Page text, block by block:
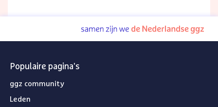
Populaire pagina's
ggz community
Leden